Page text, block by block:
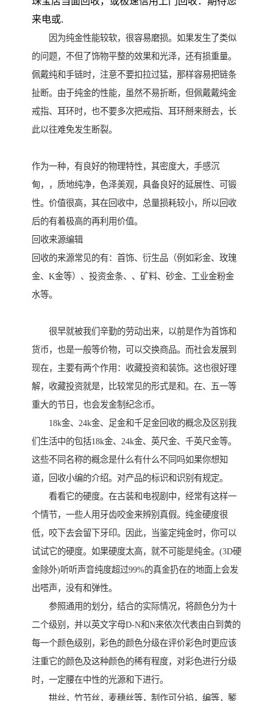
来电或.
因为纯金性能较软，很容易磨损。如果发生了类似
的问题，不但了饰物平整的效果和光泽，还有损重量。
佩戴纯和手链时，注意不要扣拉过猛，那样容易把链条
扯断。由于纯金的性能，虽然不易折断，但佩戴戴纯金
戒指、耳环时，也不要多次把戒指、耳环掰来掰去，长
此以往难免发生断裂。
作为一种，有良好的物理特性，其密度大，手感沉
甸，，质地纯净，色泽美观，具备良好的延展性、可锻
性。价值很高，其在回收中，总量损耗较小，所以回收
后的有着极高的再利用价值。
回收来源编辑
回收的来源常见的有：首饰、衍生品（例如彩金、玫瑰
金、K金等）、投资金条、、矿料、砂金、工业金粉金
水等。
很早就被我们辛勤的劳动出来，以前是作为首饰和
货币，也是一般等价物，可以交换商品。而社会发展到
现在，主要有两个作用：收藏投资和装饰。这也很好理
解，收藏投资就是，比较常见的形式是和。在、五一等
重大的节日，也会发金制纪念币。
18k金、24k金、足金和千足金回收的概念及区别我
们生活中的包括18k金、24k金、英尺金、千英尺金等。
这些不同名称的概念是什么有什么不同吗如果你想知
道，回收小编的介绍。对产品的标识和识别有规定。
看看它的硬度。在古装和电视剧中，经常有这样一
个情节，一些人用牙齿咬金来辨别真假。纯金硬度很
低，咬下去会留下牙印。因此，当鉴定纯金时，你可以
试试它的硬度。如果硬度太高，就不可能是纯金。(3D硬
金除外)听听声音纯度超过99%的真金扔在的地面上会发
出嗒声，没有和弹性。
参照通用的划分，结合的实际情况，将颜色分为十
二个级别，并以英文字母D-N和N来依次代表由白到黄的
每一个颜色级别，彩色的颜色分级在评价彩色时更应该
注重它的颜色及这种颜色的稀有程度，对彩色进行分级
时，一定腰在中性的光源和下进行。
拱丝，竹节丝，麦穗丝等，制作可分掐，编等，錾